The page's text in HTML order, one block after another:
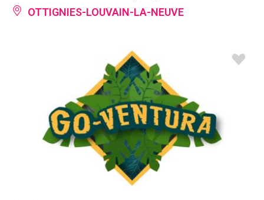
OTTIGNIES-LOUVAIN-LA-NEUVE